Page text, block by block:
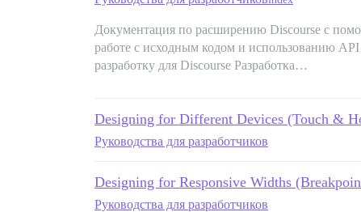
Документация по расширению Discourse с
работе с исходным кодом и использованию
разработку для Discourse Разработка…
Designing for Different Devices (Touch &
Руководства для разработчиков
Designing for Responsive Widths
Руководства для разработчиков